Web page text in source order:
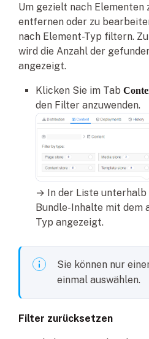
Um gezielt nach Elementen
entfernen oder zu
nach Element-Typ filtern.
wird die Anzahl der
angezeigt.
Klicken Sie im Tab
den Filter anzuwenden.
→ In der Liste unterhalb
Bundle-Inhalte mit dem
Typ angezeigt.
Sie können nur
einmal auswählen.
Filter zurücksetzen